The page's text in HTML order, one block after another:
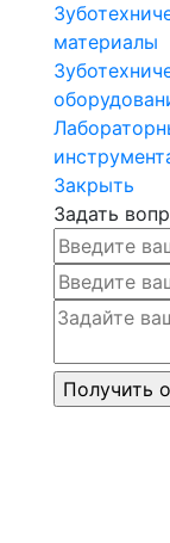
материалы
Закрыть
Задать